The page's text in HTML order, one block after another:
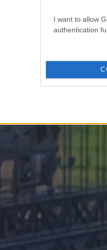
I want to allow
authentication